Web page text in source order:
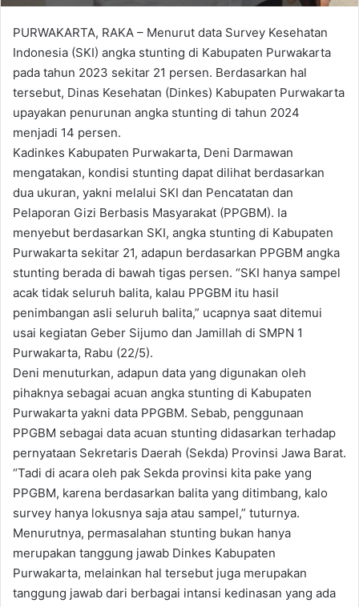
PURWAKARTA, RAKA – Menurut data Survey Kesehatan
Indonesia (SKI) angka stunting di Kabupaten Purwakarta
pada tahun 2023 sekitar 21 persen. Berdasarkan hal
tersebut, Dinas Kesehatan (Dinkes) Kabupaten Purwakarta
upayakan penurunan angka stunting di tahun 2024
menjadi 14 persen.
Kadinkes Kabupaten Purwakarta, Deni Darmawan
mengatakan, kondisi stunting dapat dilihat berdasarkan
dua ukuran, yakni melalui SKI dan Pencatatan dan
Pelaporan Gizi Berbasis Masyarakat (PPGBM). Ia
menyebut berdasarkan SKI, angka stunting di Kabupaten
Purwakarta sekitar 21, adapun berdasarkan PPGBM angka
stunting berada di bawah tigas persen. “SKI hanya sampel
acak tidak seluruh balita, kalau PPGBM itu hasil
penimbangan asli seluruh balita,” ucapnya saat ditemui
usai kegiatan Geber Sijumo dan Jamillah di SMPN 1
Purwakarta, Rabu (22/5).
Deni menuturkan, adapun data yang digunakan oleh
pihaknya sebagai acuan angka stunting di Kabupaten
Purwakarta yakni data PPGBM. Sebab, penggunaan
PPGBM sebagai data acuan stunting didasarkan terhadap
pernyataan Sekretaris Daerah (Sekda) Provinsi Jawa Barat.
“Tadi di acara oleh pak Sekda provinsi kita pake yang
PPGBM, karena berdasarkan balita yang ditimbang, kalo
survey hanya lokusnya saja atau sampel,” tuturnya.
Menurutnya, permasalahan stunting bukan hanya
merupakan tanggung jawab Dinkes Kabupaten
Purwakarta, melainkan hal tersebut juga merupakan
tanggung jawab dari berbagai intansi kedinasan yang ada